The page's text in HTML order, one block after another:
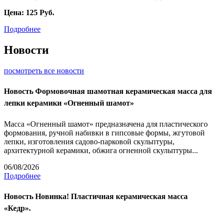
Цена: 125 Руб.
Подробнее
Новости
посмотреть все новости
Новость Формовочная шамотная керамическая масса для
лепки керамики «Огненный шамот»
Масса «Огненный шамот» предназначена для пластического
формования, ручной набивки в гипсовые формы, жгутовой
лепки, изготовления садово-парковой скульптуры,
архитектурной керамики, обжига огненной скульптуры...
06/08/2026
Подробнее
Новость Новинка! Пластичная керамическая масса
«Кедр».